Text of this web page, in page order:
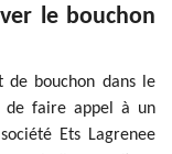
le bouchon
de bouchon dans le
de faire appel à un
Ets Lagrenee